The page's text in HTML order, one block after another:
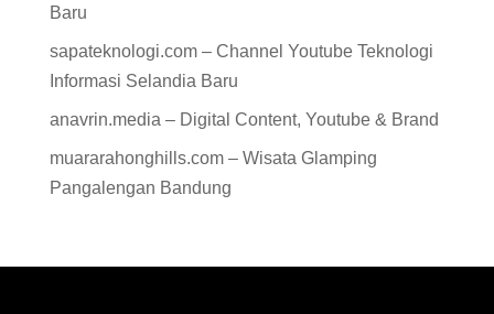
Baru
sapateknologi.com – Channel Youtube Teknologi
Informasi Selandia Baru
anavrin.media – Digital Content, Youtube & Brand
muararahonghills.com – Wisata Glamping
Pangalengan Bandung